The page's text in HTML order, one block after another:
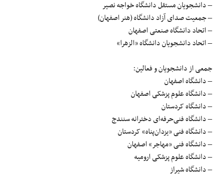
– دانشجویان مستقل دانشگاه خواجه نصیر
– جمعیت صدای آزاد دانشگاه (هنر اصفهان)
– اتحاد دانشگاه صنعتی اصفهان
– اتحاد دانشجویان دانشگاه «الزهرا»
جمعی از دانشجویان و فعالین:
– دانشگاه اصفهان
– دانشگاه علوم پزشکی اصفهان
– دانشگاه کردستان
– دانشگاه فنی‌حرفه‌ای دخترانه سنندج
– دانشگاه فنی «یزدان‌پناه» کردستان
– دانشگاه فنی «مهاجر» اصفهان
– دانشگاه علوم پزشکی ارومیه
– دانشگاه شیراز